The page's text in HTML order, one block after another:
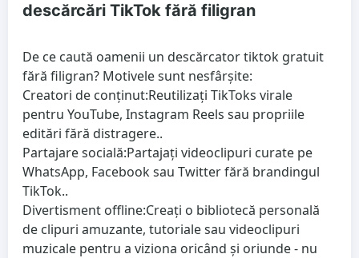
descărcări TikTok fără filigran
De ce caută oamenii un descărcator tiktok gratuit
fără filigran? Motivele sunt nesfârșite:
Creatori de conținut:Reutilizați TikToks virale
pentru YouTube, Instagram Reels sau propriile
editări fără distragere..
Partajare socială:Partajați videoclipuri curate pe
WhatsApp, Facebook sau Twitter fără brandingul
TikTok..
Divertisment offline:Creați o bibliotecă personală
de clipuri amuzante, tutoriale sau videoclipuri
muzicale pentru a viziona oricând și oriunde - nu